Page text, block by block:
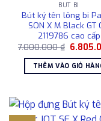
BÚT BI
Bút ký tên lông bi
SON X M Black GT
2119786 cao cấp
7.000.000₫ Giá
là:
THÊM VÀO GIỎ